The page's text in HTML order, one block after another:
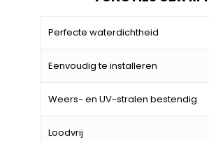
Perfecte waterdichtheid
Eenvoudig te installeren
Weers- en UV-stralen bestendig
Loodvrij